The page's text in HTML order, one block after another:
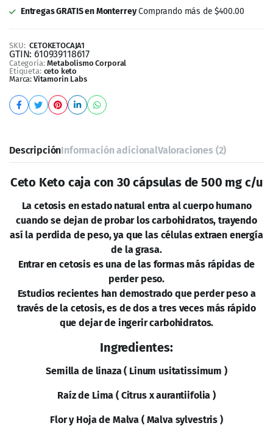
Entregas GRATIS en MonterreyComprando más de $400.00
SKU: CETOKETOCAJA1
GTIN: 610939118617
Categoría: Metabolismo Corporal
Etiqueta: ceto keto
Marca: Vitamorin Labs
DescripciónInformación adicionalValoraciones (2)
Ceto Keto caja con 30 cápsulas de 500 mg c/u
La cetosis en estado natural entra al cuerpo humano
cuando se dejan de probar los carbohidratos, trayendo
así la perdida de peso, ya que las células extraen energía
de la grasa.
Entrar en cetosis es una de las formas más rápidas de
perder peso.
Estudios recientes han demostrado que perder peso a
través de la cetosis, es de dos a tres veces más rápido
que dejar de ingerir carbohidratos.
Ingredientes:
Semilla de linaza ( Linum usitatissimum )
Raíz de Lima ( Citrus x aurantiifolia )
Flor y Hoja de Malva ( Malva sylvestris )